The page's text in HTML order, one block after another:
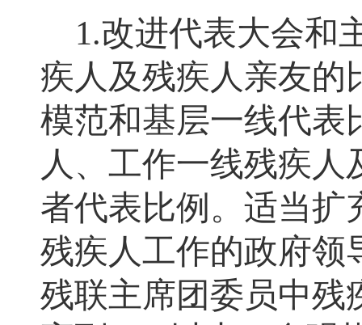
1.改进代表大会和
疾人及残疾人亲友的
模范和基层一线代表
人、工作一线残疾
者代表比例。适当扩
残疾人工作的政府领
残联主席团委员中残